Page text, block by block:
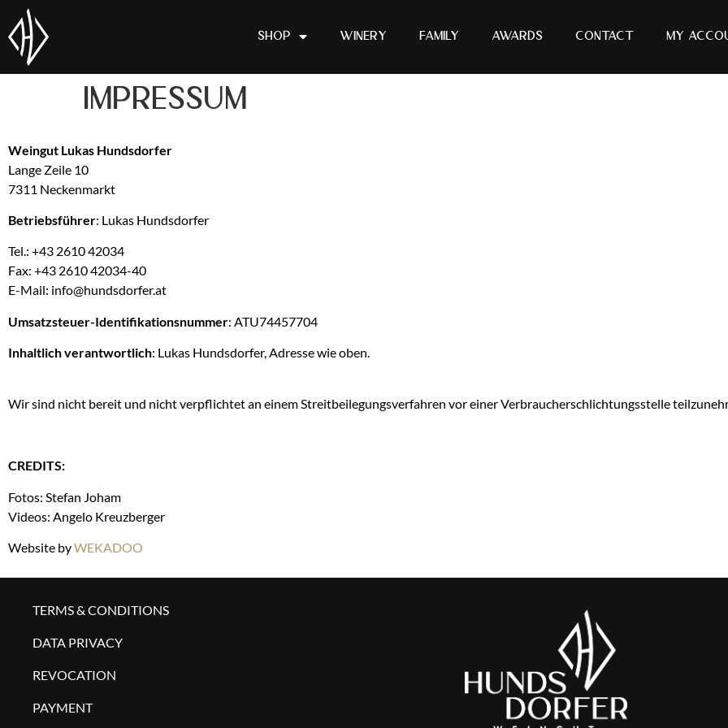
Shop Winery Family Awards Contact My
Impressum
Weingut Lukas Hundsdorfer
Lange Zeile 10
7311 Neckenmarkt
Betriebsführer: Lukas Hundsdorfer
Tel.: +43 2610 42034
Fax: +43 2610 42034-40
E-Mail: info@hundsdorfer.at
Umsatzsteuer-Identifikationsnummer: ATU74457704
Inhaltlich verantwortlich: Lukas Hundsdorfer, Adresse wie oben.
Wir sind nicht bereit und nicht verpflichtet an einem Streitbeilegungsverfahren vor einer Verbraucherschlichtungsstelle
CREDITS:
Fotos: Stefan Joham
Videos: Angelo Kreuzberger
Website byWEKADOO
TERMS & CONDITIONS
DATA PRIVACY
REVOCATION
PAYMENT